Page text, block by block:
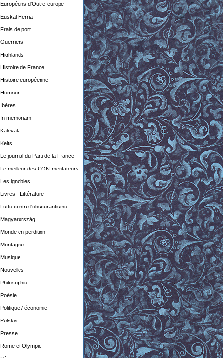
Européens d'Outre-europe
Euskal Herria
Frais de port
Guerriers
Highlands
Histoire de France
Histoire européenne
Humour
Ibères
In memoriam
Kalevala
Kelts
Le journal du Parti de la France
Le meilleur des CON-mentateurs
Les ignobles
Livres - Littérature
Lutte contre l'obscurantisme
Magyarország
Monde en perdition
Montagne
Musique
Nouvelles
Philosophie
Poésie
Politique / économie
Polska
Presse
Rome et Olympie